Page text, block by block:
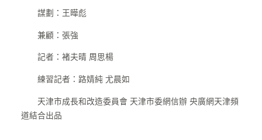
謀劃：王曄彪
兼顧：張強
記者：褚夫晴 周思楊
練習記者：路婧純 尤晨如
天津市成長和改造委員會 天津市委網信辦 央廣網天津頻
道結合出品